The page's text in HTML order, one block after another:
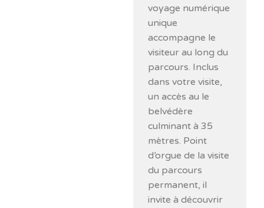
voyage numérique
unique
accompagne le
visiteur au long du
parcours. Inclus
dans votre visite,
un accès au le
belvédère
culminant à 35
mètres. Point
d’orgue de la visite
du parcours
permanent, il
invite à découvrir